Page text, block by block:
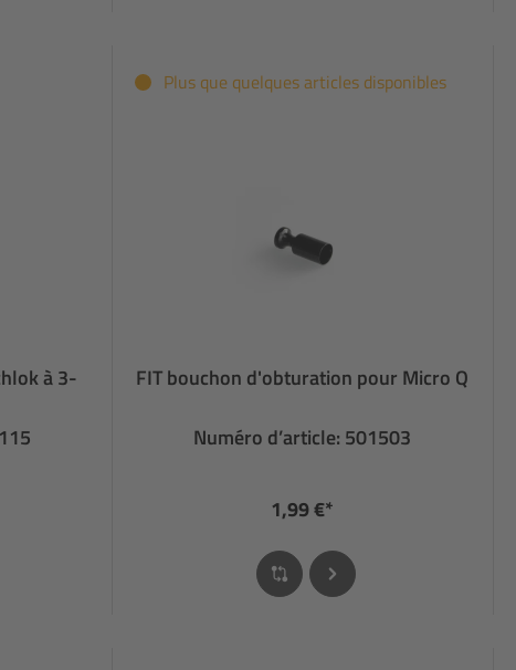
à 3-
Plus que quelques articles disponibles
FIT bouchon d'obturation pour Micro Q
Numéro d’article: 501503
1,99 €*